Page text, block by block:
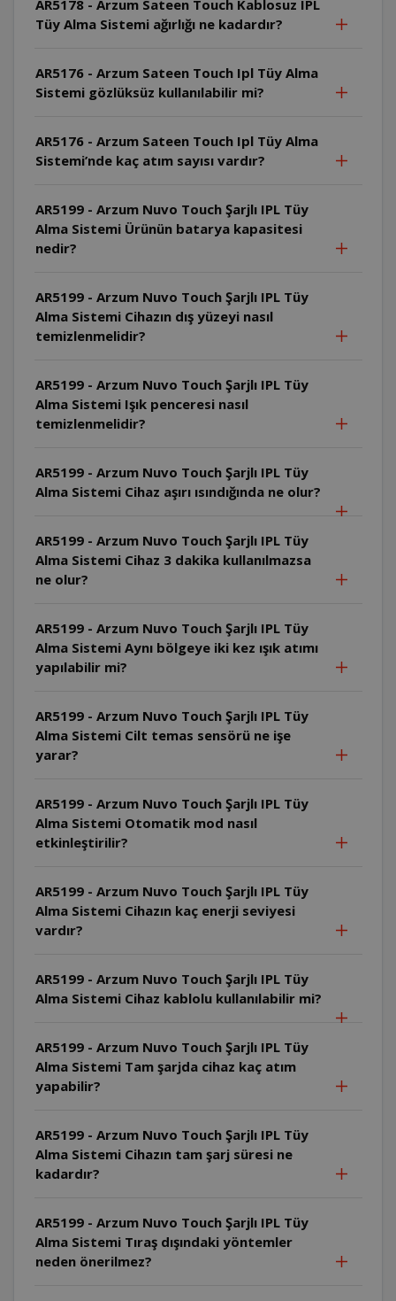
AR5178 - Arzum Sateen Touch Kablosuz IPL
Tüy Alma Sistemi ağırlığı ne kadardır?
AR5176 - Arzum Sateen Touch Ipl Tüy Alma
Sistemi gözlüksüz kullanılabilir mi?
AR5176 - Arzum Sateen Touch Ipl Tüy Alma
Sistemi’nde kaç atım sayısı vardır?
AR5199 - Arzum Nuvo Touch Şarjlı IPL Tüy
Alma Sistemi Ürünün batarya kapasitesi
nedir?
AR5199 - Arzum Nuvo Touch Şarjlı IPL Tüy
Alma Sistemi Cihazın dış yüzeyi nasıl
temizlenmelidir?
AR5199 - Arzum Nuvo Touch Şarjlı IPL Tüy
Alma Sistemi Işık penceresi nasıl
temizlenmelidir?
AR5199 - Arzum Nuvo Touch Şarjlı IPL Tüy
Alma Sistemi Cihaz aşırı ısındığında ne olur?
AR5199 - Arzum Nuvo Touch Şarjlı IPL Tüy
Alma Sistemi Cihaz 3 dakika kullanılmazsa
ne olur?
AR5199 - Arzum Nuvo Touch Şarjlı IPL Tüy
Alma Sistemi Aynı bölgeye iki kez ışık atımı
yapılabilir mi?
AR5199 - Arzum Nuvo Touch Şarjlı IPL Tüy
Alma Sistemi Cilt temas sensörü ne işe
yarar?
AR5199 - Arzum Nuvo Touch Şarjlı IPL Tüy
Alma Sistemi Otomatik mod nasıl
etkinleştirilir?
AR5199 - Arzum Nuvo Touch Şarjlı IPL Tüy
Alma Sistemi Cihazın kaç enerji seviyesi
vardır?
AR5199 - Arzum Nuvo Touch Şarjlı IPL Tüy
Alma Sistemi Cihaz kablolu kullanılabilir mi?
AR5199 - Arzum Nuvo Touch Şarjlı IPL Tüy
Alma Sistemi Tam şarjda cihaz kaç atım
yapabilir?
AR5199 - Arzum Nuvo Touch Şarjlı IPL Tüy
Alma Sistemi Cihazın tam şarj süresi ne
kadardır?
AR5199 - Arzum Nuvo Touch Şarjlı IPL Tüy
Alma Sistemi Tıraş dışındaki yöntemler
neden önerilmez?